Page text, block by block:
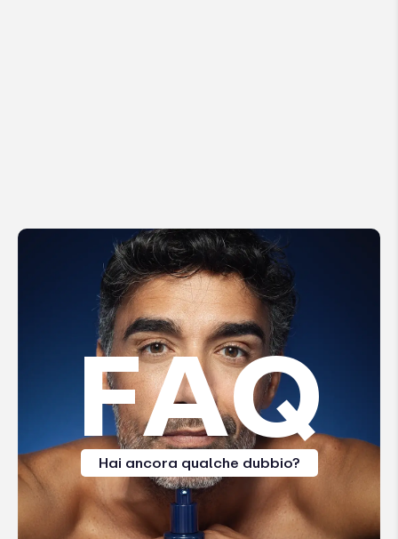
FAQ
Hai ancora qualche dubbio?